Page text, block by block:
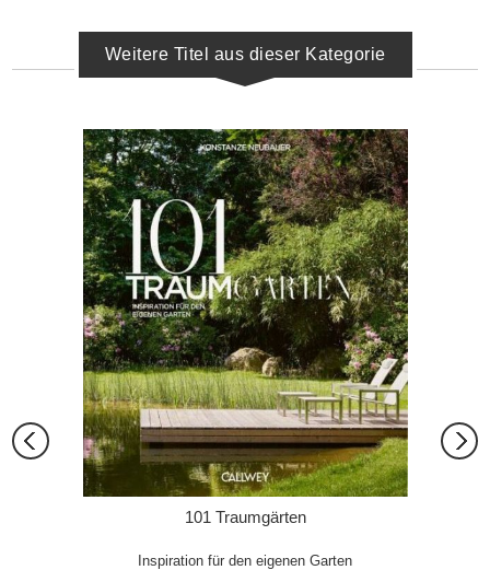
Weitere Titel aus dieser Kategorie
101 Traumgärten
Inspiration für den eigenen Garten